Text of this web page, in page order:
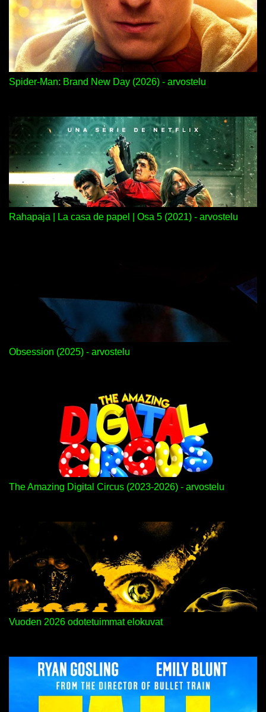
Spider-Man: Brand New Day (2026) - arvostelu
Rahapaja | La casa de papel | Osa 5 (2021) - arvostelu
Obsession (2025) - arvostelu
The Amazing Digital Circus (2023-2026) - arvostelu
Vuoden 2026 odotetuimmat elokuvat